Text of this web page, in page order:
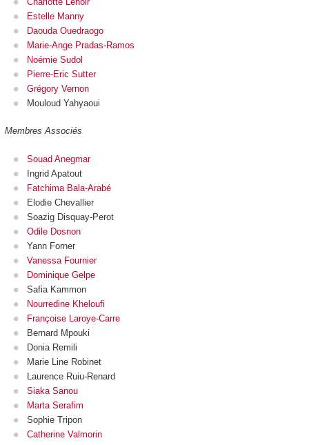
Estelle Manny
Daouda Ouedraogo
Marie-Ange Pradas-Ramos
Noémie Sudol
Pierre-Eric Sutter
Grégory Vernon
Mouloud Yahyaoui
Membres Associés
Souad Anegmar
Ingrid Apatout
Fatchima Bala-Arabé
Elodie Chevallier
Soazig Disquay-Perot
Odile Dosnon
Yann Forner
Vanessa Fournier
Dominique Gelpe
Safia Kammon
Nourredine Kheloufi
Françoise Laroye-Carre
Bernard Mpouki
Donia Remili
Marie Line Robinet
Laurence Ruiu-Renard
Siaka Sanou
Marta Serafim
Sophie Tripon
Catherine Valmorin